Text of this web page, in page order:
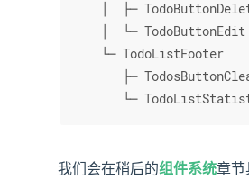
│  ├─
   │  └─ TodoButtonEdit
   └─ TodoListFooter
├─
└─
我们会在稍后的组件系统章节